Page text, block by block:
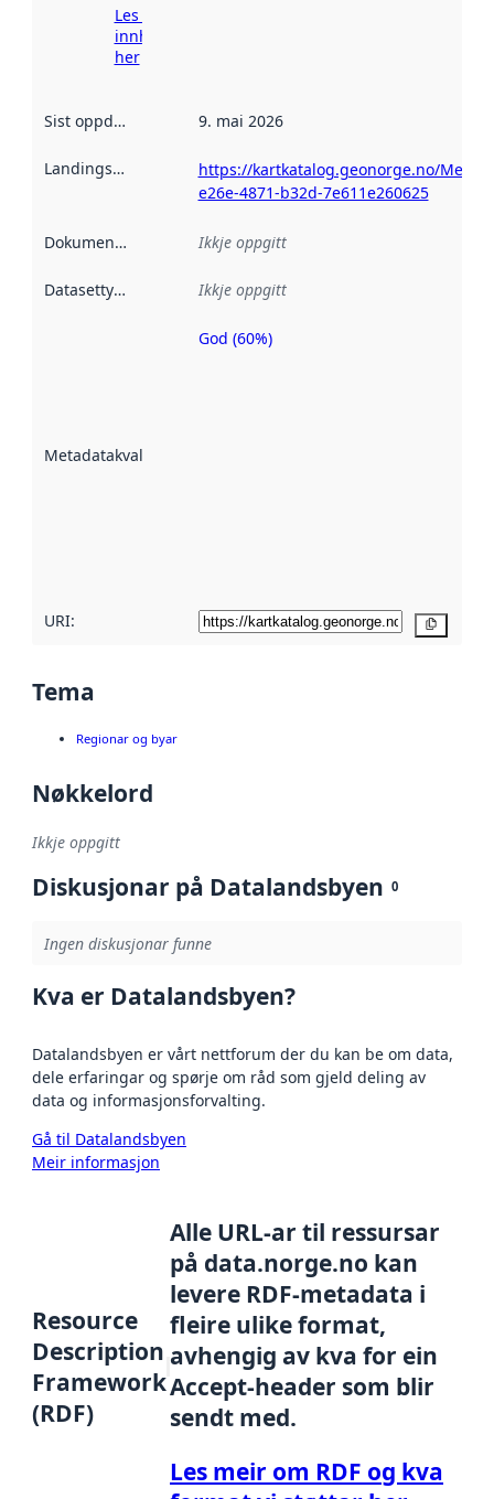
Les meir om
innhenting
her
Sist oppdatert 9. mai 2026
Landingsside
https://kartkatalog.geonorge.no/
e26e-4871-b32d-7e611e260625
Dokumentasjon Ikkje oppgitt
Datasettype Ikkje oppgitt
Metadatakvalitet
Metadatakvalitet
God (60%)
URI:
Tema
Regionar og byar
Nøkkelord
Ikkje oppgitt
Diskusjonar på Datalandsbyen 0
Ingen diskusjonar funne
Kva er Datalandsbyen?
Datalandsbyen er vårt nettforum der du kan be om data,
dele erfaringar og spørje om råd som gjeld deling av
data og informasjonsforvalting.
Gå til Datalandsbyen
Meir informasjon
Resource
Description
Framework
(RDF)
Alle URL-ar til ressursar
på data.norge.no kan
levere RDF-metadata i
fleire ulike format,
avhengig av kva for ein
Accept-header som blir
sendt med.
Les meir om RDF og kva